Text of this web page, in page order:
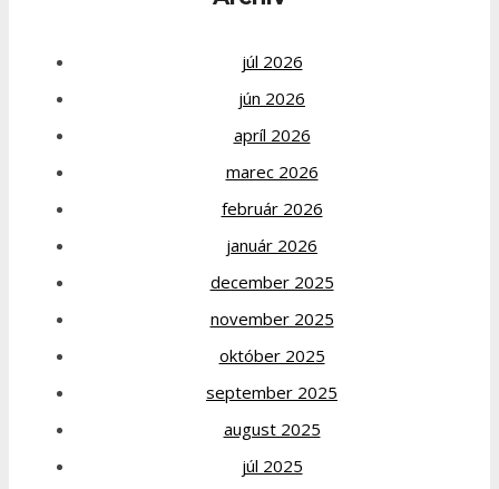
júl 2026
jún 2026
apríl 2026
marec 2026
február 2026
január 2026
december 2025
november 2025
október 2025
september 2025
august 2025
júl 2025